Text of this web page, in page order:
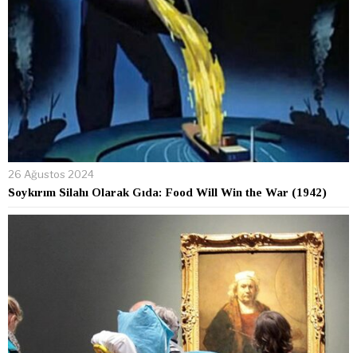
26 Ağustos 2024
Soykırım Silahı Olarak Gıda: Food Will Win the War (1942)